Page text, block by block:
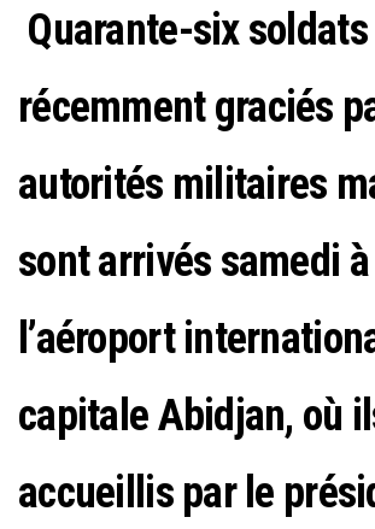
bo tt ail ag
Quarante-six
récemment graciés
autorités militaires
sont arrivés samedi à
l’aéroport
capitale Abidjan, où
accueillis par le